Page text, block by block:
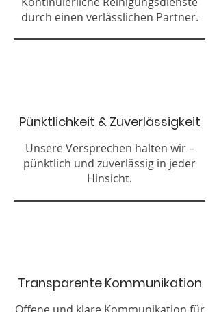
durch einen verlässlichen Partner.
Pünktlichkeit & Zuverlässigkeit
Unsere Versprechen halten wir –
pünktlich und zuverlässig in jeder
Hinsicht.
Transparente Kommunikation